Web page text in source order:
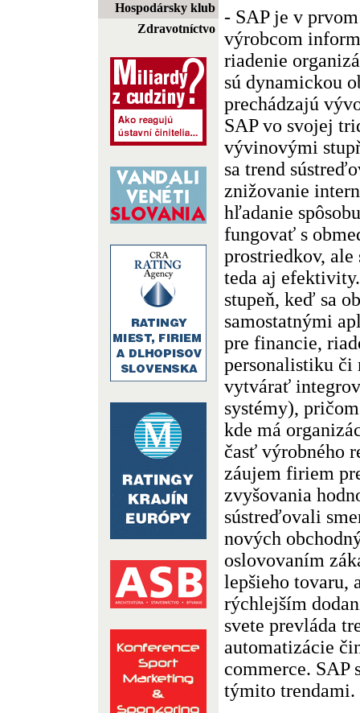
Hospodársky klub
Zdravotníctvo
- SAP je v
výrobcom
riadenie
sú dynamickou
prechádzajú
SAP vo svojej
vývinovými
sa trend
znižovanie
hľadanie
fungovať s
prostriedkov,
teda aj
stupeň, keď sa
samostatnými
pre financie,
personalistiku či
vytvárať
systémy),
kde má
časť výrobného
záujem firiem
zvyšovania
sústreďovali
nových
oslovovaním
lepšieho tovaru,
rýchlejším
svete prevláda
automatizácie
commerce. SAP
týmito trendami.